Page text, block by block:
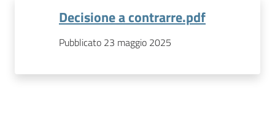
Decisione a contrarre.pdf
Pubblicato 23 maggio 2025